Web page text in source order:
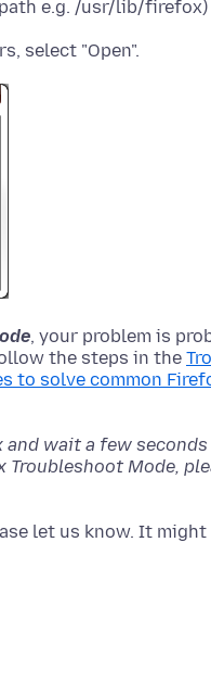
e.g. /usr/lib/firefox)
, your problem is
the steps in the
to solve common
wait a few
Mode,
let us know. It